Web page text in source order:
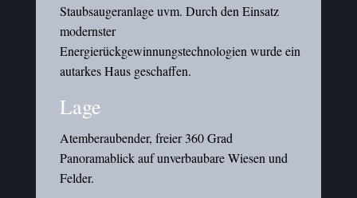
Staubsaugeranlage uvm. Durch den Einsatz
modernster
Energierückgewinnungstechnologien wurde ein
autarkes Haus geschaffen.
Lage
Atemberaubender, freier 360 Grad
Panoramablick auf unverbaubare Wiesen und
Felder.